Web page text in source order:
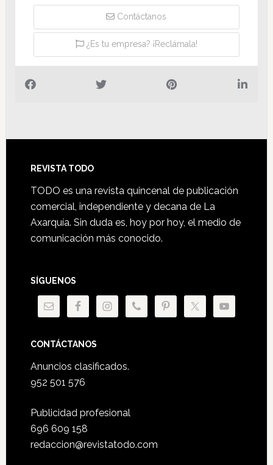
Contáctanos
¿Es tu empresa? ¡Reclámala!
Footer
REVISTA TODO
TODO es una revista quincenal de publicación
comercial, independiente y decana de La
Axarquía. Sin duda es, hoy por hoy, el medio de
comunicación más conocido.
SÍGUENOS
CONTÁCTANOS
Anuncios clasificados.
952 501 576
Publicidad profesional
696 609 158
redaccion@revistatodo.com